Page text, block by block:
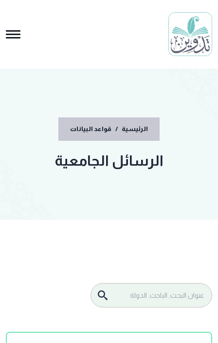
الرئيسية / قواعد البيانات
الرسائل الجامعية